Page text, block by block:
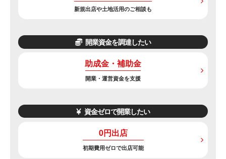
新規出店や土地活用のご相談も
開業資金を調達したい
助成金・補助金
開業・運営資金を支援
資金ゼロで開業したい
0円出店
初期費用ゼロで出店可能